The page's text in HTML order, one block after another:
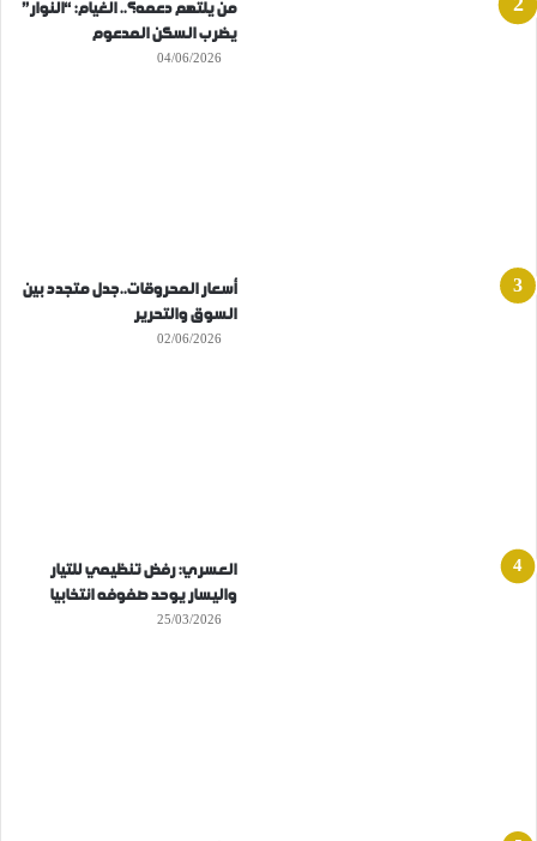
من يلتهم دعمه؟.. الغيام: “النوار”
يضرب السكن المدعوم
04/06/2026
أسعار المحروقات..جدل متجدد بين
السوق والتحرير
02/06/2026
العسري: رفض تنظيمي للتيار
واليسار يوحد صفوفه انتخابيا
25/03/2026